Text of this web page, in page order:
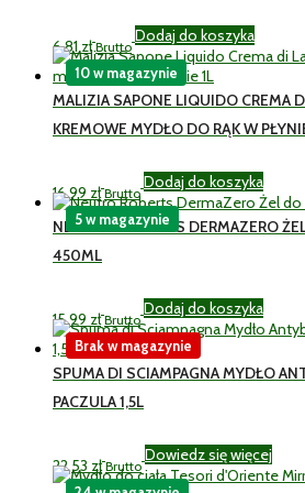
6,81zł Brutto
Dodaj do koszyka
MALIZIA SAPONE LIQUIDO CREMA
KREMOWE MYDŁO DO RĄK W
16,99 zł Brutto
Dodaj do koszyka
10 w magazynie
NEUTRO ROBERTS DERMAZERO
450ML
15,99 zł Brutto
Dodaj do koszyka
5 w magazynie
SPUMA DI SCIAMPAGNA MYDŁO
PACZULA 1,5L
22,53 zł Brutto
Dowiedz się więcej
Brak w magazynie